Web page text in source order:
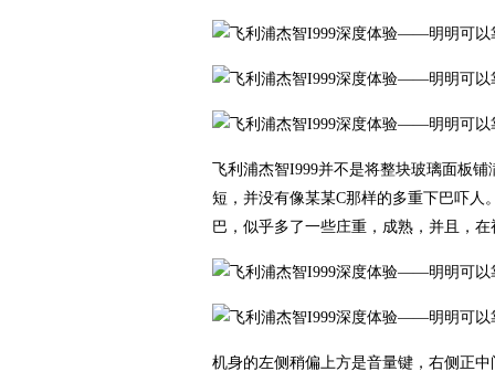
飞利浦杰智I999并不是将整块玻璃面板
短，并没有像某某C那样的多重下巴吓人
巴，似乎多了一些庄重，成熟，并且，
机身的左侧稍偏上方是音量键，右侧正